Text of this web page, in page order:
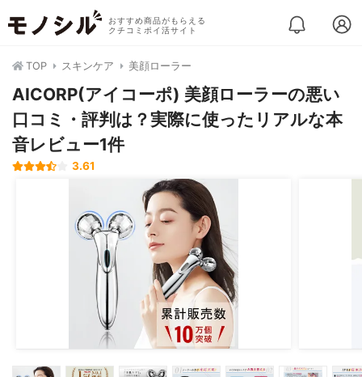
おすすめ商品がもらえる
クチコミポイ活サイト
TOP スキンケア 美顔ローラー
AICORP(アイコーポ) 美顔ローラーの悪い
口コミ・評判は？実際に使ったリアルな本
音レビュー1件
3.61